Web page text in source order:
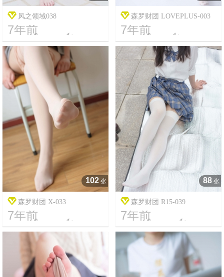
风之领域038
7年前
17 1895
森罗财团 LOVEPLUS-003
7年前
8 15364
102 张
森罗财团 X-033
7年前
10 4989
88 张
森罗财团 R15-039
7年前
20 5153